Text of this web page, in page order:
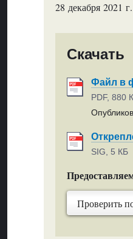
28 декабря 2021 г.
Скачать
Файл в
PDF, 880
SIG, 5 КБ
Проверить